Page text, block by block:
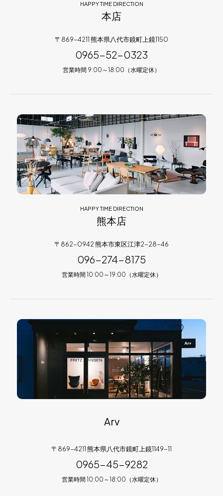
HAPPY TIME DIRECTION
本店
〒869-4211 熊本県八代市鏡町上鏡1150
0965-52-0323
営業時間 9:00～18:00（水曜定休）
HAPPY TIME DIRECTION
熊本店
〒862-0942 熊本市東区江津2-28-46
096-274-8175
営業時間 10:00～19:00（水曜定休）
Arv
〒869-4211 熊本県八代市鏡町上鏡1149-11
0965-45-9282
営業時間 10:00～18:00（水曜定休）